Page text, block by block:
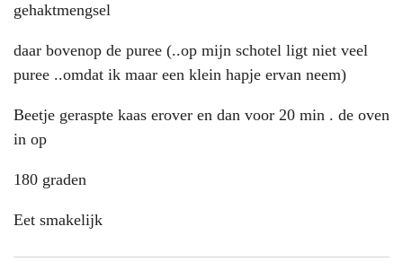
gehaktmengsel
daar bovenop de puree (..op mijn schotel ligt niet veel
puree ..omdat ik maar een klein hapje ervan neem)
Beetje geraspte kaas erover en dan voor 20 min . de oven
in op
180 graden
Eet smakelijk